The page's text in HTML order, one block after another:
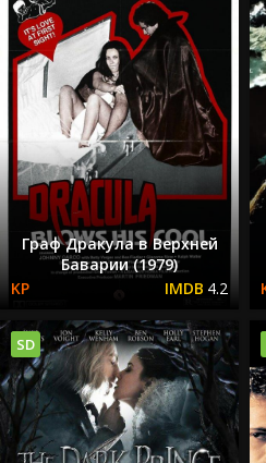
Граф Дракула в Верхней
Баварии (1979)
4.2
SD